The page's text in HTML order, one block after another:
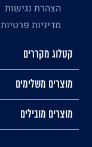
הצהרת נגישות
מדיניות פרטיות
קטלוג מקררים
מוצרים משלימים
מוצרים מובילים